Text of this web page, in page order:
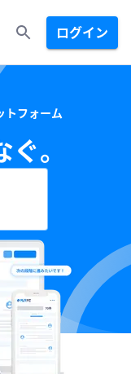
ログイン
トフォーム
。